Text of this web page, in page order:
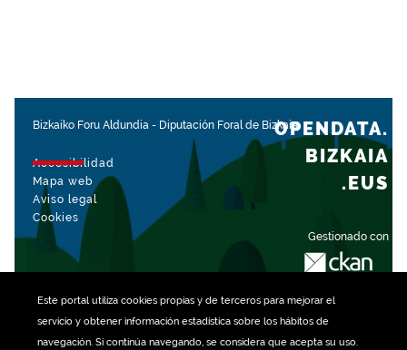
Este portal utiliza cookiespropias y de terceros para mejorar el
servicio y obtener información estadística sobre los hábitos de
navegación. Si continúa navegando, se considera que acepta su uso.
Bizkaiko Foru Aldundia - Diputación Foral de Bizkaia
Accesibilidad
Mapa web
Aviso legal
Cookies
Gestionado con
OPENDATA.
BIZKAIA
.EUS